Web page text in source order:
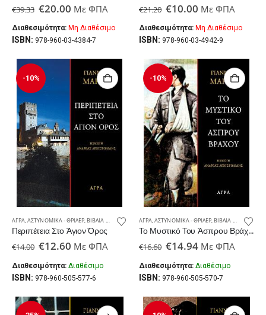
€39.33 Original
price
was:
€39.33.
€20.00Η
τρέχουσα
τιμή
είναι:
€20.00.
Με ΦΠΑ
Διαθεσιμότητα: Μη Διαθέσιμο
ISBN: 978-960-03-4384-7
€21.20 Original
price
was:
€21.20.
€10.00Η
τρέχουσα
τιμή
είναι:
€10.00.
Με ΦΠΑ
Διαθεσιμότητα: Μη Διαθέσιμο
ISBN: 978-960-03-4942-9
-10%
ΆΓΡΑ,ΑΣΤΥΝΟΜΙΚΆ - ΘΡΊΛΕΡ, ΒΙΒΛΊΑ ΠΟΥ ΠΡΈΠΕΙ ΝΑ ΔΙΑΒΆΣΕΙΣ ,ΕΛΛΗΝΙΚΆ ΑΣΤΥΝΟΜΙΚΆ – ΘΡΊΛΕΡ
Περιπέτεια Στο Άγιον Όρος
€14.00 Original
was:
€14.00.
€12.60Η
τιμή
είναι:
€12.60.
Με ΦΠΑ
Διαθεσιμότητα: Διαθέσιμο
ISBN: 978-960-505-577-6
-10%
ΆΓΡΑ,ΑΣΤΥΝΟΜΙΚΆ - ΘΡΊΛΕΡ, ΒΙΒΛΊΑ ΠΟΥ ΠΡΈΠΕΙ ΝΑ ΔΙΑΒΆΣΕΙΣ
Το Μυστικό Του Άσπρου Βράχου
€16.60 Original
was:
€16.60.
€14.94Η
τιμή
είναι:
€14.94.
Με ΦΠΑ
Διαθεσιμότητα: Διαθέσιμο
ISBN: 978-960-505-570-7